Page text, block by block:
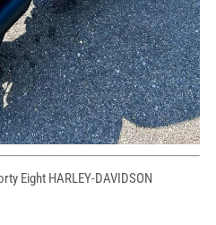
Eight HARLEY-DAVIDSON